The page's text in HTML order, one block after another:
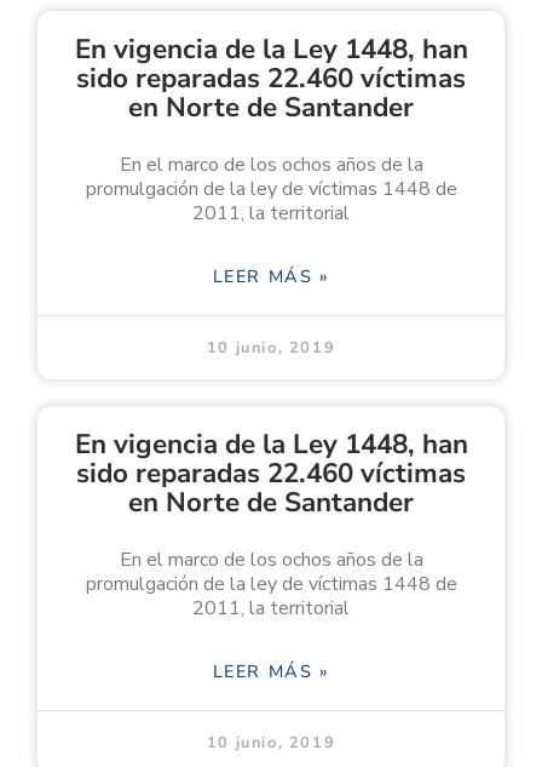
En vigencia de la Ley 1448, han
sido reparadas 22.460 víctimas
en Norte de Santander
En el marco de los ochos años de la
promulgación de la ley de víctimas 1448 de
2011, la territorial
LEER MÁS »
10 junio, 2019
En vigencia de la Ley 1448, han
sido reparadas 22.460 víctimas
en Norte de Santander
En el marco de los ochos años de la
promulgación de la ley de víctimas 1448 de
2011, la territorial
LEER MÁS »
10 junio, 2019